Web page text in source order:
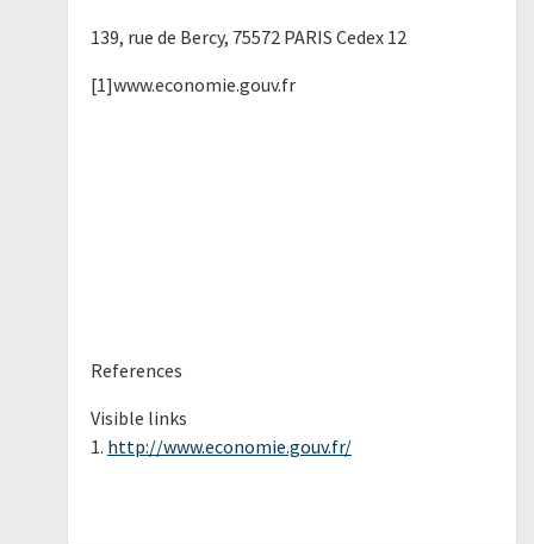
139, rue de Bercy, 75572 PARIS Cedex 12
[1]www.economie.gouv.fr
References
Visible links
1. http://www.economie.gouv.fr/